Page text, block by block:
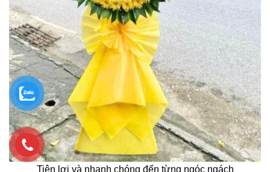
Tiện lợi và nhanh chóng đến từng ngóc ngách